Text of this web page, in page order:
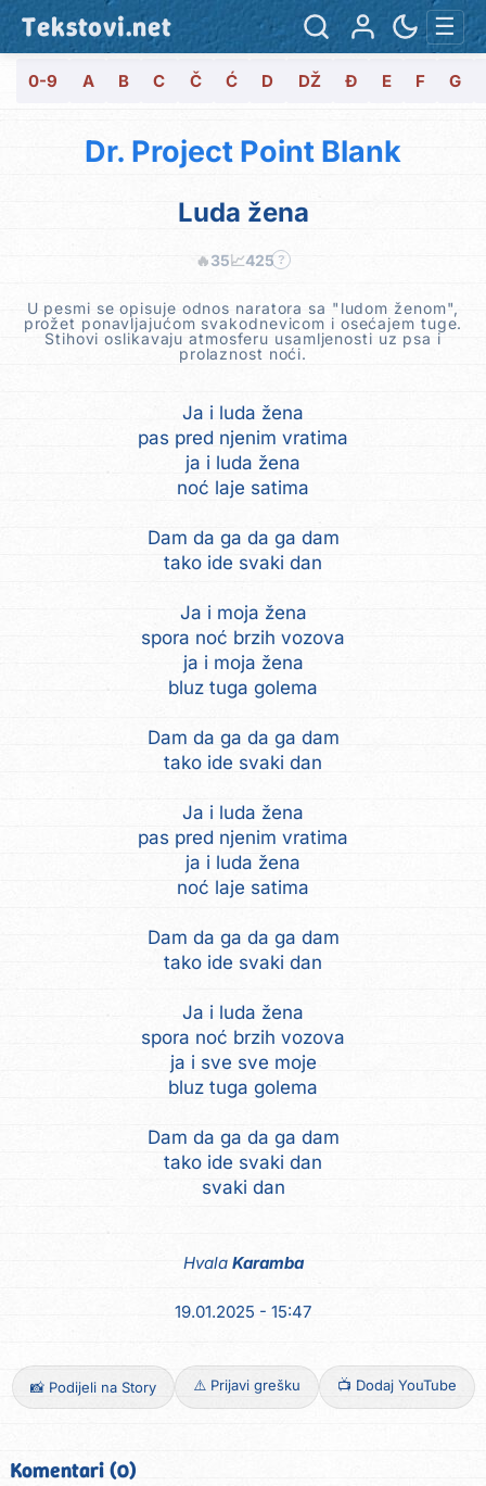
Tekstovi.net ☰
0-9 A B C Č Ć D DŽ Đ E F G
Dr. Project Point Blank
Luda žena
🔥35📈425 ?
U pesmi se opisuje odnos naratora sa "ludom ženom",
prožet ponavljajućom svakodnevicom i osećajem tuge.
Stihovi oslikavaju atmosferu usamljenosti uz psa i
prolaznost noći.
Ja i luda žena
pas pred njenim vratima
ja i luda žena
noć laje satima
Dam da ga da ga dam
tako ide svaki dan
Ja i moja žena
spora noć brzih vozova
ja i moja žena
bluz tuga golema
Dam da ga da ga dam
tako ide svaki dan
Ja i luda žena
pas pred njenim vratima
ja i luda žena
noć laje satima
Dam da ga da ga dam
tako ide svaki dan
Ja i luda žena
spora noć brzih vozova
ja i sve sve moje
bluz tuga golema
Dam da ga da ga dam
tako ide svaki dan
svaki dan
Hvala Karamba
19.01.2025 - 15:47
📸 Podijeli na Story ⚠️ Prijavi grešku 📺 Dodaj YouTube
Komentari (0)